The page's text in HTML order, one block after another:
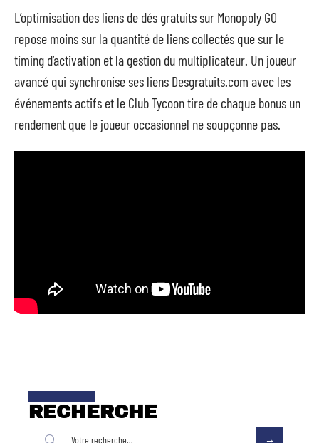
L’optimisation des liens de dés gratuits sur Monopoly GO
repose moins sur la quantité de liens collectés que sur le
timing d’activation et la gestion du multiplicateur. Un joueur
avancé qui synchronise ses liens Desgratuits.com avec les
événements actifs et le Club Tycoon tire de chaque bonus un
rendement que le joueur occasionnel ne soupçonne pas.
RECHERCHE